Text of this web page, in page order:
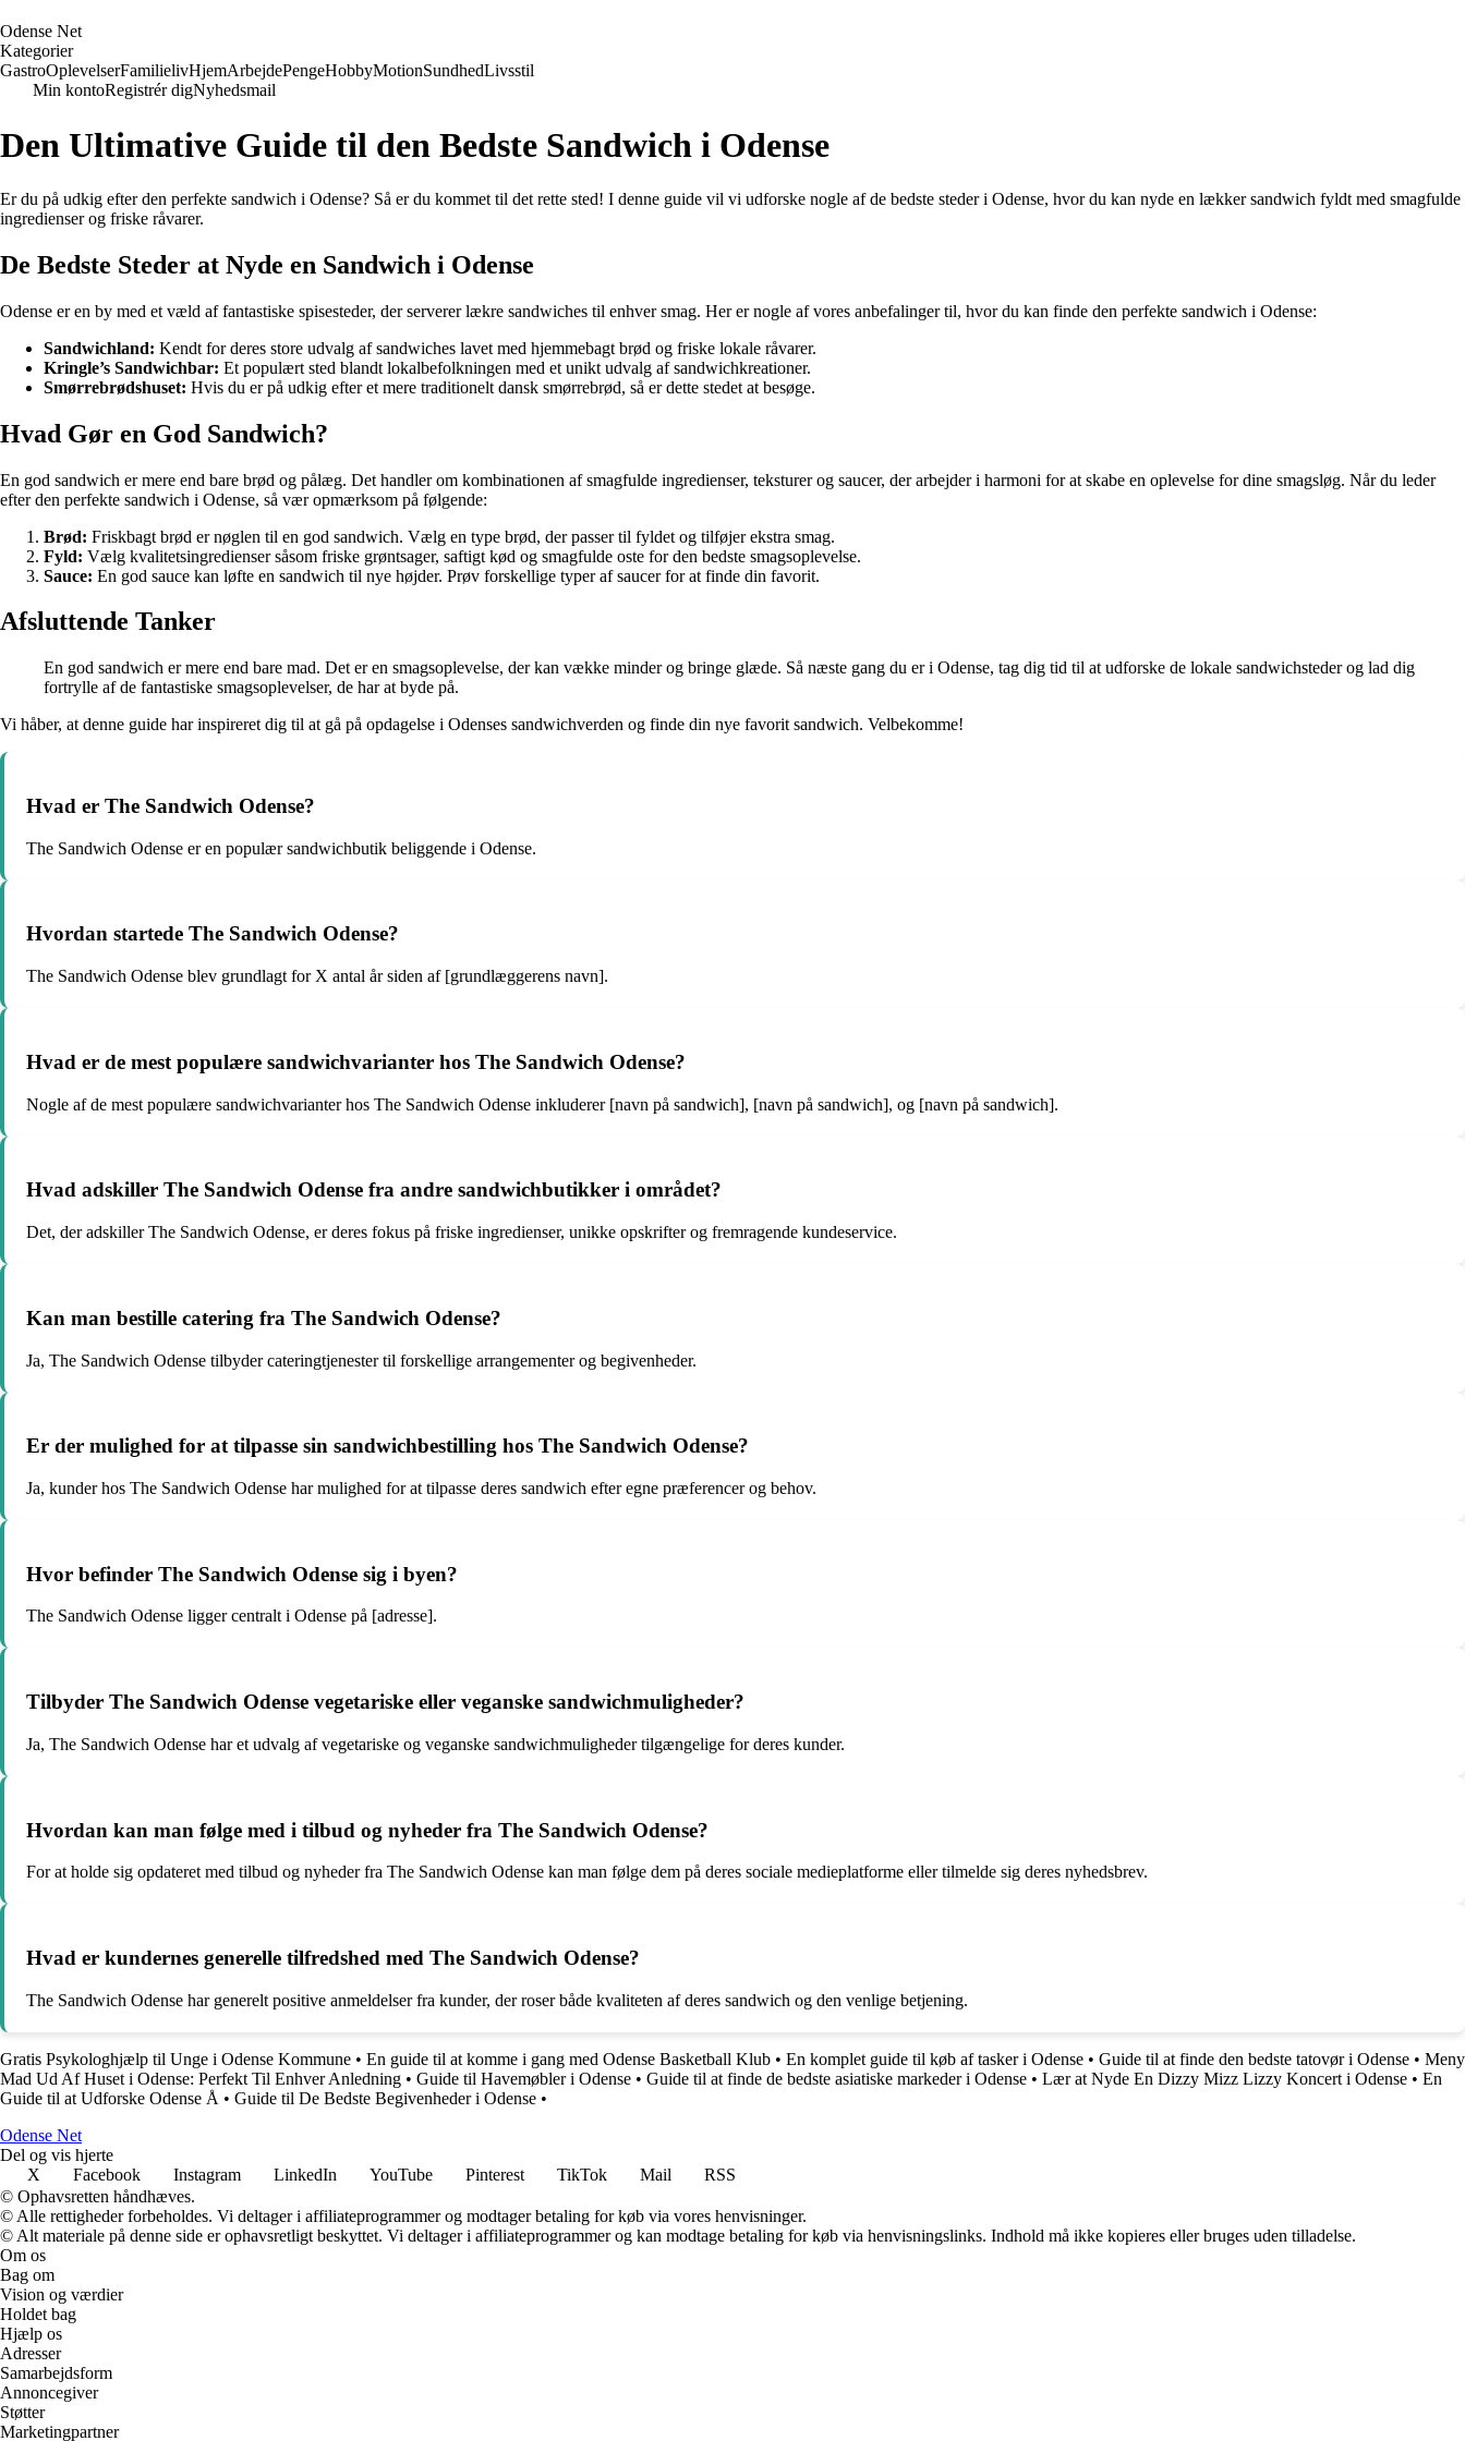
Odense Net
Kategorier
GastroOplevelserFamilielivHjemArbejdePengeHobbyMotionSundhedLivsstil
Min kontoRegistrér digNyhedsmail
Den Ultimative Guide til den Bedste Sandwich i Odense
Er du på udkig efter den perfekte sandwich i Odense? Så er du kommet til det rette sted! I denne guide vil vi udforske nogle af de bedste steder i Odense, hvor du kan nyde en lækker sandwich fyldt med smagfulde
ingredienser og friske råvarer.
De Bedste Steder at Nyde en Sandwich i Odense
Odense er en by med et væld af fantastiske spisesteder, der serverer lækre sandwiches til enhver smag. Her er nogle af vores anbefalinger til, hvor du kan finde den perfekte sandwich i Odense:
Sandwichland: Kendt for deres store udvalg af sandwiches lavet med hjemmebagt brød og friske lokale råvarer.
Kringle’s Sandwichbar: Et populært sted blandt lokalbefolkningen med et unikt udvalg af sandwichkreationer.
Smørrebrødshuset: Hvis du er på udkig efter et mere traditionelt dansk smørrebrød, så er dette stedet at besøge.
Hvad Gør en God Sandwich?
En god sandwich er mere end bare brød og pålæg. Det handler om kombinationen af smagfulde ingredienser, teksturer og saucer, der arbejder i harmoni for at skabe en oplevelse for dine smagsløg. Når du leder
efter den perfekte sandwich i Odense, så vær opmærksom på følgende:
Brød: Friskbagt brød er nøglen til en god sandwich. Vælg en type brød, der passer til fyldet og tilføjer ekstra smag.
Fyld: Vælg kvalitetsingredienser såsom friske grøntsager, saftigt kød og smagfulde oste for den bedste smagsoplevelse.
Sauce: En god sauce kan løfte en sandwich til nye højder. Prøv forskellige typer af saucer for at finde din favorit.
Afsluttende Tanker
En god sandwich er mere end bare mad. Det er en smagsoplevelse, der kan vække minder og bringe glæde. Så næste gang du er i Odense, tag dig tid til at udforske de lokale sandwichsteder og lad dig
fortrylle af de fantastiske smagsoplevelser, de har at byde på.
Vi håber, at denne guide har inspireret dig til at gå på opdagelse i Odenses sandwichverden og finde din nye favorit sandwich. Velbekomme!
Hvad er The Sandwich Odense?
The Sandwich Odense er en populær sandwichbutik beliggende i Odense.
Hvordan startede The Sandwich Odense?
The Sandwich Odense blev grundlagt for X antal år siden af [grundlæggerens navn].
Hvad er de mest populære sandwichvarianter hos The Sandwich Odense?
Nogle af de mest populære sandwichvarianter hos The Sandwich Odense inkluderer [navn på sandwich], [navn på sandwich], og [navn på sandwich].
Hvad adskiller The Sandwich Odense fra andre sandwichbutikker i området?
Det, der adskiller The Sandwich Odense, er deres fokus på friske ingredienser, unikke opskrifter og fremragende kundeservice.
Kan man bestille catering fra The Sandwich Odense?
Ja, The Sandwich Odense tilbyder cateringtjenester til forskellige arrangementer og begivenheder.
Er der mulighed for at tilpasse sin sandwichbestilling hos The Sandwich Odense?
Ja, kunder hos The Sandwich Odense har mulighed for at tilpasse deres sandwich efter egne præferencer og behov.
Hvor befinder The Sandwich Odense sig i byen?
The Sandwich Odense ligger centralt i Odense på [adresse].
Tilbyder The Sandwich Odense vegetariske eller veganske sandwichmuligheder?
Ja, The Sandwich Odense har et udvalg af vegetariske og veganske sandwichmuligheder tilgængelige for deres kunder.
Hvordan kan man følge med i tilbud og nyheder fra The Sandwich Odense?
For at holde sig opdateret med tilbud og nyheder fra The Sandwich Odense kan man følge dem på deres sociale medieplatforme eller tilmelde sig deres nyhedsbrev.
Hvad er kundernes generelle tilfredshed med The Sandwich Odense?
The Sandwich Odense har generelt positive anmeldelser fra kunder, der roser både kvaliteten af deres sandwich og den venlige betjening.
Gratis Psykologhjælp til Unge i Odense Kommune • En guide til at komme i gang med Odense Basketball Klub • En komplet guide til køb af tasker i Odense • Guide til at finde den bedste tatovør i Odense • Meny
Mad Ud Af Huset i Odense: Perfekt Til Enhver Anledning • Guide til Havemøbler i Odense • Guide til at finde de bedste asiatiske markeder i Odense • Lær at Nyde En Dizzy Mizz Lizzy Koncert i Odense • En
Guide til at Udforske Odense Å • Guide til De Bedste Begivenheder i Odense •
Odense Net
Del og vis hjerte
X
Facebook Instagram LinkedIn YouTube Pinterest TikTok Mail
RSS
© Ophavsretten håndhæves.
© Alle rettigheder forbeholdes. Vi deltager i affiliateprogrammer og modtager betaling for køb via vores henvisninger.
© Alt materiale på denne side er ophavsretligt beskyttet. Vi deltager i affiliateprogrammer og kan modtage betaling for køb via henvisningslinks. Indhold må ikke kopieres eller bruges uden tilladelse.
Om os
Bag om
Vision og værdier
Holdet bag
Hjælp os
Adresser
Samarbejdsform
Annoncegiver
Støtter
Marketingpartner